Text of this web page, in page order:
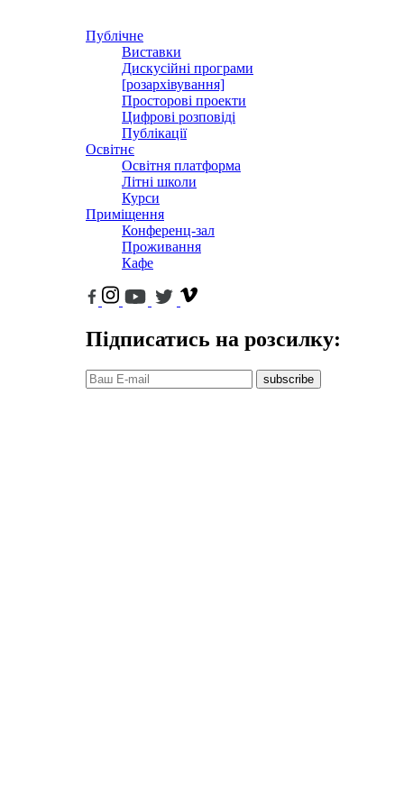
Публічне
Виставки
Дискусійні програми
[розархівування]
Просторові проекти
Цифрові розповіді
Публікації
Освітнє
Освітня платформа
Літні школи
Курси
Приміщення
Конференц-зал
Проживання
Кафе
Підписатись на розсилку:
subscribe